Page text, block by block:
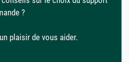
?
plaisir de vous aider.